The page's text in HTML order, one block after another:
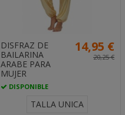
DISFRAZ DE
BAILARINA
ARABE PARA
MUJER
DISPONIBLE
14,95 €
20,25 €
TALLA UNICA